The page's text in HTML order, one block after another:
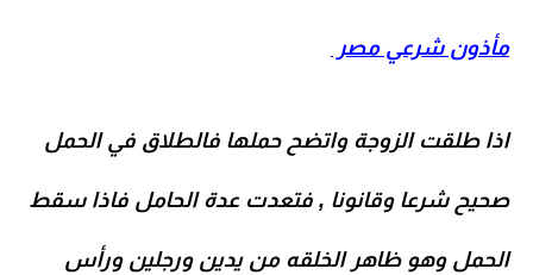
مأذون شرعي مصر
اذا طلقت الزوجة واتضح حملها فالطلاق في الحمل
صحيح شرعا وقانونا , فتعدت عدة الحامل فاذا سقط
الحمل وهو ظاهر الخلقه من يدين ورجلين ورأس